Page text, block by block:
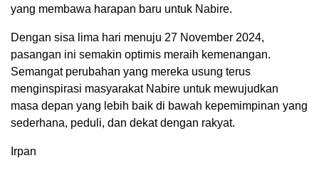
yang membawa harapan baru untuk Nabire.
Dengan sisa lima hari menuju 27 November 2024,
pasangan ini semakin optimis meraih kemenangan.
Semangat perubahan yang mereka usung terus
menginspirasi masyarakat Nabire untuk mewujudkan
masa depan yang lebih baik di bawah kepemimpinan yang
sederhana, peduli, dan dekat dengan rakyat.
Irpan